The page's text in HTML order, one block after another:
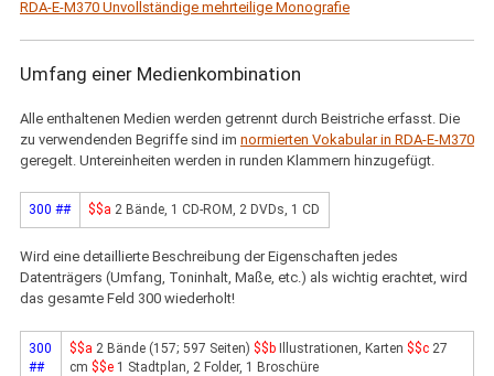
RDA-E-M370 Unvollständige mehrteilige Monografie
Umfang einer Medienkombination
Alle enthaltenen Medien werden getrennt durch Beistriche erfasst. Die
zu verwendenden Begriffe sind im normierten Vokabular in RDA-E-M370
geregelt. Untereinheiten werden in runden Klammern hinzugefügt.
300 ## $$a 2 Bände, 1 CD-ROM, 2 DVDs, 1 CD
Wird eine detaillierte Beschreibung der Eigenschaften jedes
Datenträgers (Umfang, Toninhalt, Maße, etc.) als wichtig erachtet, wird
das gesamte Feld 300 wiederholt!
300
##
$$a 2 Bände (157; 597 Seiten) $$b Illustrationen, Karten $$c 27
cm $$e 1 Stadtplan, 2 Folder, 1 Broschüre